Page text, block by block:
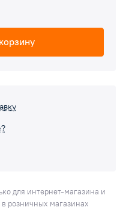
для интернет-магазина и
в розничных магазинах